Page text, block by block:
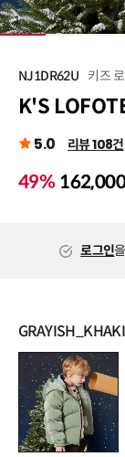
1/9
NJ1DR62U 키즈
K'S
5.0 리뷰 108건
49%
로그인
GRAYISH_KHAKI